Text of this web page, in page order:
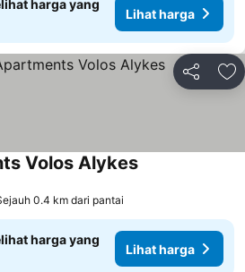
harga yang
Lihat harga
Bagikan
Volos Alykes
0.4 km dari pantai
harga yang
Lihat harga